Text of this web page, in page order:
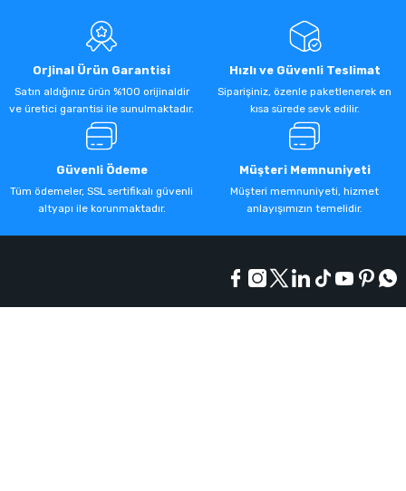
Orjinal Ürün Garantisi
Satın aldığınız ürün %100 orijinaldir
ve üretici garantisi ile sunulmaktadır.
Hızlı ve Güvenli Teslimat
Siparişiniz, özenle paketlenerek en
kısa sürede sevk edilir.
Güvenli Ödeme
Tüm ödemeler, SSL sertifikalı güvenli
altyapı ile korunmaktadır.
Müşteri Memnuniyeti
Müşteri memnuniyeti, hizmet
anlayışımızın temelidir.